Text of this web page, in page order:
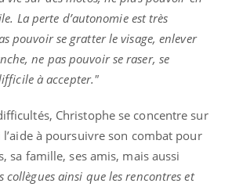
La perte d’autonomie est très
pouvoir se gratter le visage, enlever
ne pas pouvoir se raser, se
à accepter."
Christophe se concentre sur
à poursuivre son combat pour
sa famille, ses amis, mais aussi
collègues ainsi que les rencontres et